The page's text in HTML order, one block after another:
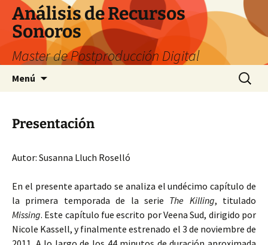
Saltar
contenido
Análisis de Recursos
Sonoros
Master de Postproducción Digital
Menú Buscar:
Presentación
Autor: Susanna Lluch Roselló
En el presente apartado se analiza el undécimo capítulo de
la primera temporada de la serie The Killing, titulado
Missing. Este capítulo fue escrito por Veena Sud, dirigido por
Nicole Kassell, y finalmente estrenado el 3 de noviembre de